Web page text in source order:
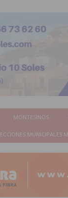
MONTESINOS
MUNICIPALES